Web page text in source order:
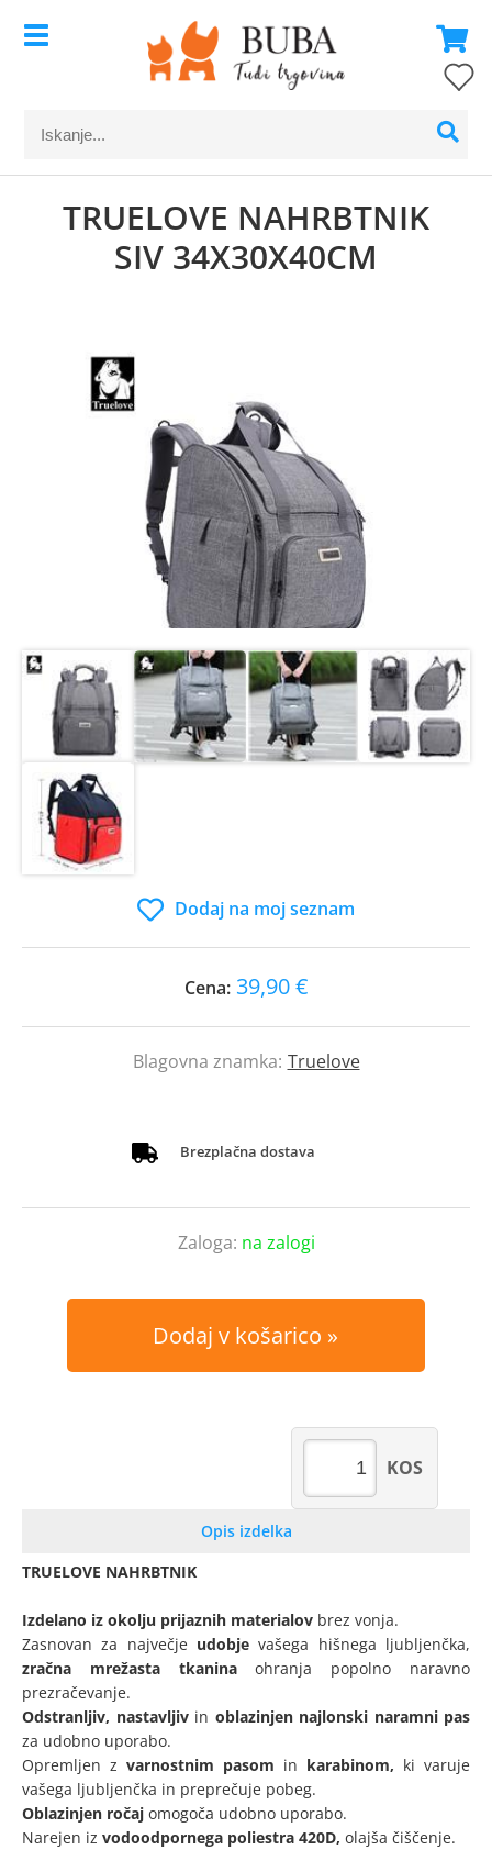
TRUELOVE NAHRBTNIK
SIV 34X30X40CM
Dodaj na moj seznam
Cena: 39,90 €
Blagovna znamka: Truelove
Brezplačna dostava
Zaloga: na zalogi
Dodaj v košarico
KOS
Opis izdelka
TRUELOVE NAHRBTNIK
Izdelano iz okolju prijaznih materialov brez vonja.
Zasnovan za največje udobje vašega hišnega ljubljenčka,
zračna mrežasta tkaninaohranja popolno naravno
prezračevanje.
Odstranljiv, nastavljivin oblazinjen najlonski naramni pas
za udobno uporabo.
Opremljen z varnostnim pasom in karabinom, ki varuje
vašega ljubljenčka in preprečuje pobeg.
Oblazinjen ročaj omogoča udobno uporabo.
Narejen iz vodoodpornega poliestra 420D, olajša čiščenje.